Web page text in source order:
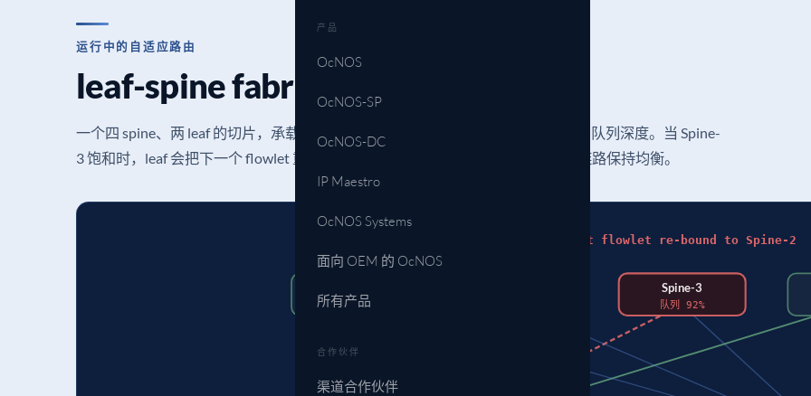
产品
OcNOS
OcNOS-SP
OcNOS-DC
IP Maestro
OcNOS Systems
面向 OEM 的 OcNOS
所有产品
合作伙伴
渠道合作伙伴
运行中的自适应路由
leaf-spine fabric 上的自适应路由
一个四 spine、两 leaf 的切片，承载 GPU AllReduce 流量。DLB 实时测量本地出向队列深度。当 Spine-
3 饱和时，leaf 会把下一个 flowlet 重新分箱到负载较轻的 spine 上，让四条上行链路保持均衡。
Spine-3 congested · next flowlet re-bound to Spine-2
队列 18%
Spine-3
队列 92%